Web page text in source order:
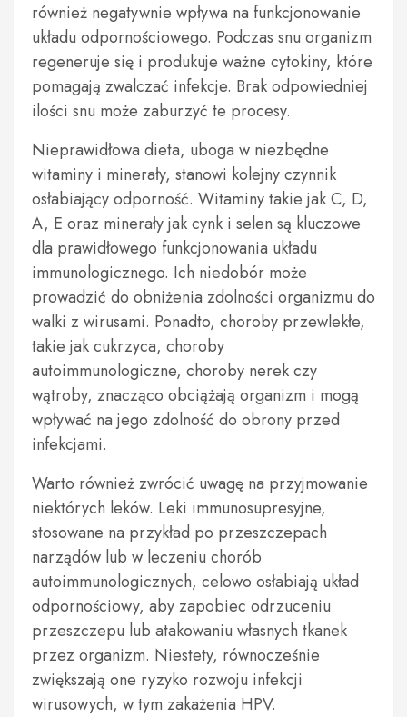
również negatywnie wpływa na funkcjonowanie
układu odpornościowego. Podczas snu organizm
regeneruje się i produkuje ważne cytokiny, które
pomagają zwalczać infekcje. Brak odpowiedniej
ilości snu może zaburzyć te procesy.
Nieprawidłowa dieta, uboga w niezbędne
witaminy i minerały, stanowi kolejny czynnik
osłabiający odporność. Witaminy takie jak C, D,
A, E oraz minerały jak cynk i selen są kluczowe
dla prawidłowego funkcjonowania układu
immunologicznego. Ich niedobór może
prowadzić do obniżenia zdolności organizmu do
walki z wirusami. Ponadto, choroby przewlekłe,
takie jak cukrzyca, choroby
autoimmunologiczne, choroby nerek czy
wątroby, znacząco obciążają organizm i mogą
wpływać na jego zdolność do obrony przed
infekcjami.
Warto również zwrócić uwagę na przyjmowanie
niektórych leków. Leki immunosupresyjne,
stosowane na przykład po przeszczepach
narządów lub w leczeniu chorób
autoimmunologicznych, celowo osłabiają układ
odpornościowy, aby zapobiec odrzuceniu
przeszczepu lub atakowaniu własnych tkanek
przez organizm. Niestety, równocześnie
zwiększają one ryzyko rozwoju infekcji
wirusowych, w tym zakażenia HPV.